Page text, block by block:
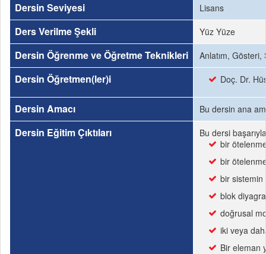
Dersin Seviyesi Lisans
Ders Verilme Şekli Yüz Yüze
Dersin Öğrenme ve Öğretme Teknikleri Anlatım, Gösteri,
Dersin Öğretmen(ler)i Doç. Dr.
Dersin Amacı Bu dersin ana
Dersin Eğitim Çıktıları
Bu dersi
bir
bir
bir sistemin
blok
doğrusal
iki veya
Bir eleman